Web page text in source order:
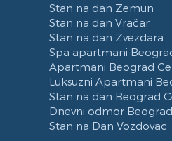
Stan na dan Zemun
Stan na dan Vračar
Stan na dan Zvezdara
Spa apartmani
Apartmani Beograd
Luksuzni Apartmani
Stan na dan Beograd
Dnevni odmor Beograd
Stan na Dan Vozdovac